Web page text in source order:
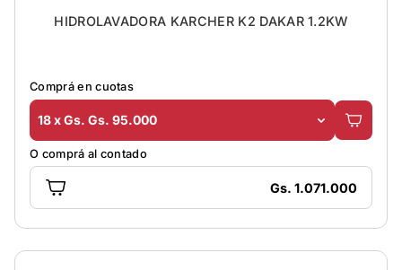
HIDROLAVADORA KARCHER K2 DAKAR 1.2KW
Comprá en cuotas
18 x Gs. Gs. 95.000
O comprá al contado
Gs. 1.071.000